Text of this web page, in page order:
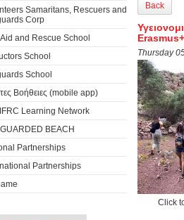
Samaritans, Rescuers and
Corp
Aid and Rescue School
School
School
Βοήθειες (mobile app)
Learning Network
BEACH
Partnerships
Partnerships
Back
Erasmus+
Thursday
Click